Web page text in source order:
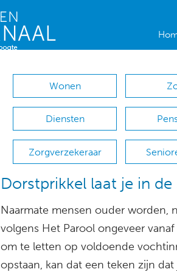
Wonen
Diensten
Zorgverzekeraar
Dorstprikkel laat je in
Naarmate mensen ouder worden,
volgens Het Parool ongeveer
om te letten op voldoende
opstaan, kan dat een teken zijn